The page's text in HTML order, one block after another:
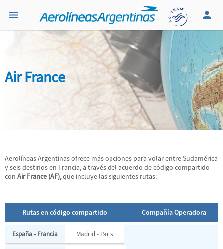
Air France
Aerolíneas Argentinas ofrece más opciones para volar entre Sudamérica
y seis destinos en Francia, a través del acuerdo de código compartido
con Air France (AF),que incluye las siguientes rutas:
Rutas en código compartido Compañía Operadora
España - Francia Madrid - Paris